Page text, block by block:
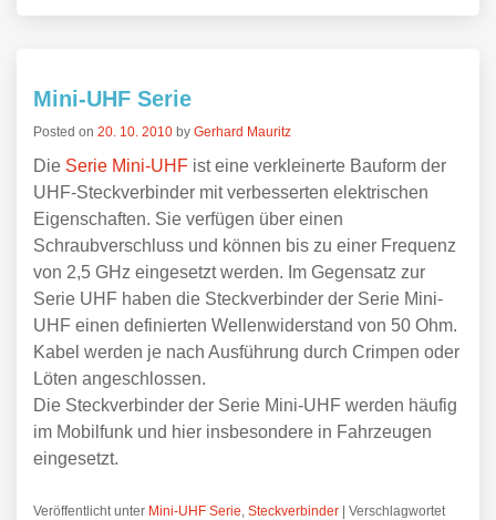
Mini-UHF Serie
Posted on 20. 10. 2010 by Gerhard Mauritz
Die Serie Mini-UHF ist eine verkleinerte Bauform der
UHF-Steckverbinder mit verbesserten elektrischen
Eigenschaften. Sie verfügen über einen
Schraubverschluss und können bis zu einer Frequenz
von 2,5 GHz eingesetzt werden. Im Gegensatz zur
Serie UHF haben die Steckverbinder der Serie Mini-
UHF einen definierten Wellenwiderstand von 50 Ohm.
Kabel werden je nach Ausführung durch Crimpen oder
Löten angeschlossen.
Die Steckverbinder der Serie Mini-UHF werden häufig
im Mobilfunk und hier insbesondere in Fahrzeugen
eingesetzt.
Veröffentlicht unter Mini-UHF Serie Steckverbinder | Verschlagwortet